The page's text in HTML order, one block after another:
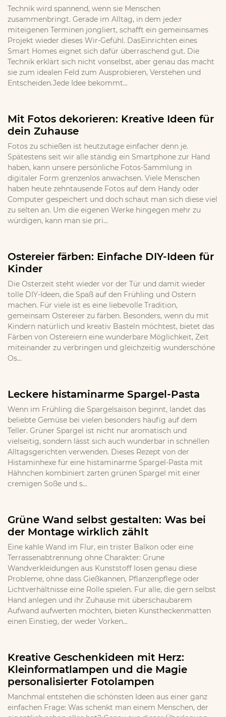
Technik wird spannend, wenn sie Menschen
zusammenbringt. Gerade im Alltag, in dem jede:r
miteigenen Terminen jongliert, schafft ein gemeinsames
Projekt wieder dieses Wir-Gefühl. DasEinrichten eines
Smart Homes eignet sich dafür überraschend gut. Die
Technik erklärt sich nicht vonselbst, aber genau das macht
sie zum idealen Feld zum Ausprobieren, Verstehen und
Entscheiden.Jede Idee bekommt...
Mit Fotos dekorieren: Kreative Ideen für
dein Zuhause
Fotos zu schießen ist heutzutage einfacher denn je.
Spätestens seit wir alle ständig ein Smartphone zur Hand
haben, kann unsere persönliche Fotos-Sammlung in
digitaler Form grenzenlos anwachsen. Viele Menschen
haben heute zehntausende Fotos auf dem Handy oder
Computer gespeichert und doch schaut man sich diese viel
zu selten an. Um die eigenen Werke hingegen mehr zu
würdigen, kann man sie pri...
Ostereier färben: Einfache DIY-Ideen für
Kinder
Die Osterzeit steht wieder vor der Tür und damit wieder
tolle DIY-Ideen, die Spaß auf den Frühling und Ostern
machen. Für viele ist es eine liebevolle Tradition,
gemeinsam Ostereier zu färben. Besonders, wenn du mit
Kindern natürlich und kreativ Basteln möchtest, bietet das
Färben von Ostereiern eine wunderbare Möglichkeit, Zeit
miteinander zu verbringen und gleichzeitig wunderschöne
Os...
Leckere histaminarme Spargel-Pasta
Wenn im Frühling die Spargelsaison beginnt, landet das
beliebte Gemüse bei vielen besonders häufig auf dem
Teller. Grüner Spargel ist nicht nur aromatisch und
vielseitig, sondern lässt sich auch wunderbar in schnellen
Alltagsgerichten verwenden. Dieses Rezept von der
Histaminhexe für eine histaminarme Spargel-Pasta mit
Hähnchen kombiniert zarten grünen Spargel mit einer
cremigen Soße und s...
Grüne Wand selbst gestalten: Was bei
der Montage wirklich zählt
Eine kahle Wand im Flur, ein trister Balkon oder eine
Terrassenabtrennung ohne Charakter: Grune
Wandverkleidungen aus Kunststoff losen genau diese
Probleme, ohne dass Gießkannen, Pflanzenpflege oder
Lichtverhältnisse eine Rolle spielen. Fur alle, die gern selbst
Hand anlegen und ihr Zuhause mit überschaubarem
Aufwand aufwerten möchten, bieten Kunstheckenmatten
einen Einstieg, der weder Vorken...
Kreative Geschenkideen mit Herz:
Kleinformatlampen und die Magie
personalisierter Fotolampen
Manchmal entstehen die schönsten Ideen aus einer ganz
einfachen Frage: Was schenkt man einem Menschen, der